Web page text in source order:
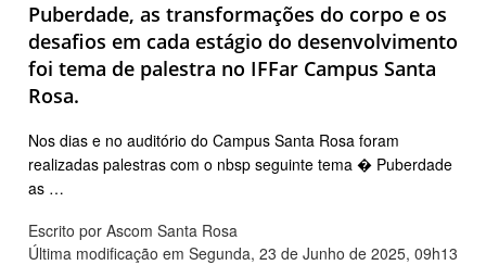
Puberdade, as transformações do corpo e os
desafios em cada estágio do desenvolvimento
foi tema de palestra no IFFar Campus Santa
Rosa.
Nos dias e no auditório do Campus Santa Rosa foram
realizadas palestras com o nbsp seguinte tema � Puberdade
as …
Escrito por Ascom Santa Rosa
Última modificação em Segunda, 23 de Junho de 2025, 09h13